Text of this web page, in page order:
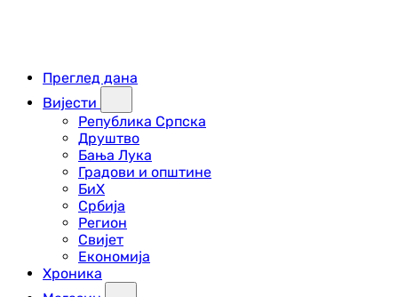
Преглед дана
Вијести
Република Српска
Друштво
Бања Лука
Градови и општине
БиХ
Србија
Регион
Свијет
Економија
Хроника